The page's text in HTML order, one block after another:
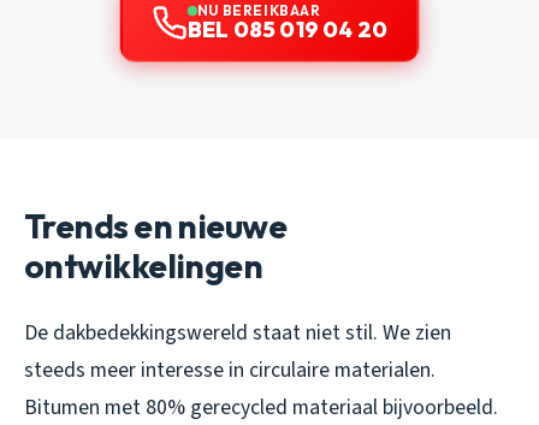
NU BEREIKBAAR
BEL 085 019 04 20
Trends en nieuwe
ontwikkelingen
De dakbedekkingswereld staat niet stil. We zien
steeds meer interesse in circulaire materialen.
Bitumen met 80% gerecycled materiaal bijvoorbeeld.